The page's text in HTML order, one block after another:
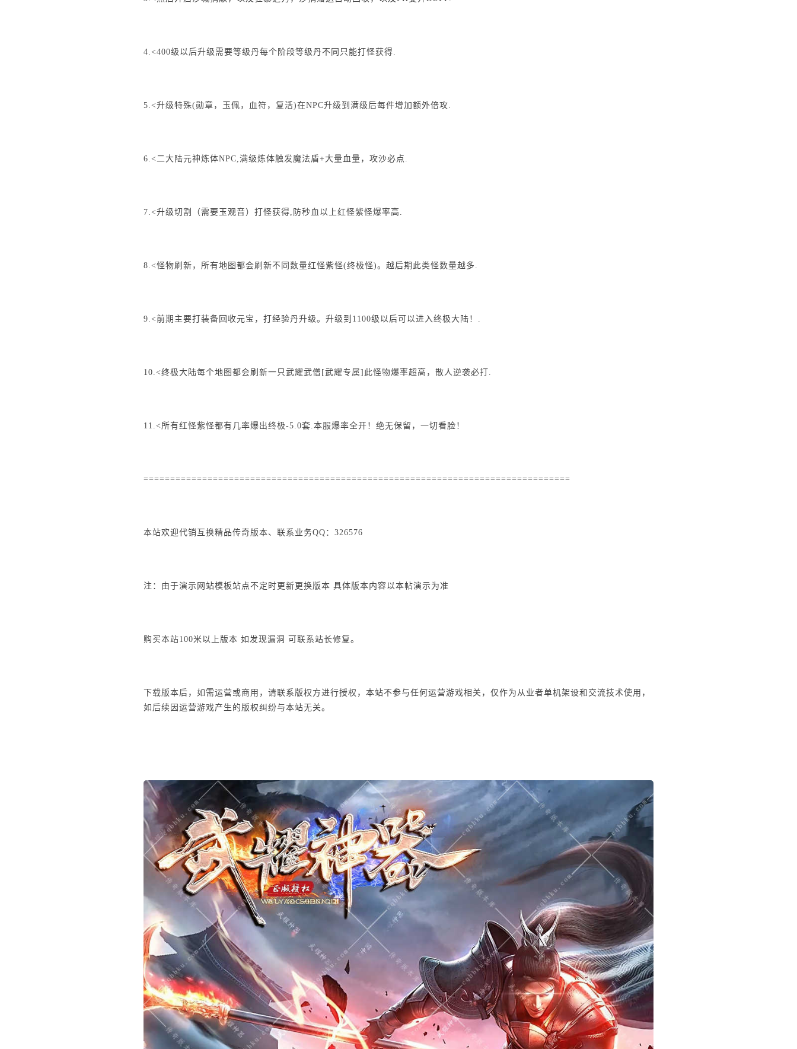
4.<400级以后升级需要等级丹每个阶段等级丹不同只能打怪获得.
5.<升级特殊(勋章，玉佩，血符，复活)在NPC升级到满级后每件增加额外倍攻.
6.<二大陆元神炼体NPC,满级炼体触发魔法盾+大量血量，攻沙必点.
7.<升级切割（需要玉观音）打怪获得,防秒血以上红怪紫怪爆率高.
8.<怪物刷新，所有地图都会刷新不同数量红怪紫怪(终极怪)。越后期此类怪数量越多.
9.<前期主要打装备回收元宝，打经验丹升级。升级到1100级以后可以进入终极大陆！.
10.<终极大陆每个地图都会刷新一只武耀武僧[武耀专属]此怪物爆率超高，散人逆袭必打.
11.<所有红怪紫怪都有几率爆出终极-5.0套.本服爆率全开！绝无保留，一切看脸！
================================================================================
本站欢迎代销互换精品传奇版本、联系业务QQ：326576
注：由于演示网站模板站点不定时更新更换版本 具体版本内容以本帖演示为准
购买本站100米以上版本 如发现漏洞 可联系站长修复。
下载版本后，如需运营或商用，请联系版权方进行授权，本站不参与任何运营游戏相关，仅作为从业者单机架设和交流技术使用，
如后续因运营游戏产生的版权纠纷与本站无关。